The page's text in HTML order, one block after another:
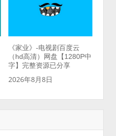
《家业》-电视剧百度云
（hd高清）网盘【1280P中
字】完整资源已分享
2026年8月8日